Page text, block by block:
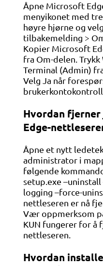
Åpne Microsoft
menyikonet med
høyre hjørne og
tilbakemelding >
Kopier Microsoft
fra Om-delen. Trykk
Terminal (Admin)
Velg Ja når
brukerkontokontroll
Hvordan
Edge-
Åpne et nytt
administrator i
følgende
setup.exe
logging –force-
nettleseren er nå
Vær oppmerksom
KUN fungerer for å
nettleseren.
Hvordan